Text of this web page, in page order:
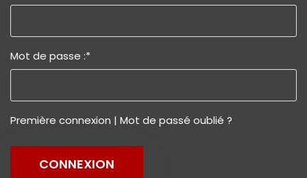
Mot de passe :*
Première connexion | Mot de passé oublié ?
CONNEXION